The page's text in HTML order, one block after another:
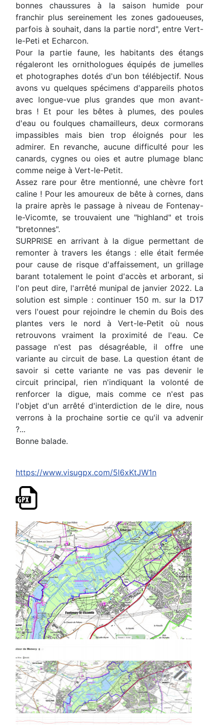
bonnes chaussures à la saison humide pour
franchir plus sereinement les zones gadoueuses,
parfois à souhait, dans la partie nord", entre Vert-
le-Peti et Echarcon.
Pour la partie faune, les habitants des étangs
régaleront les ornithologues équipés de jumelles
et photographes dotés d'un bon télébjectif. Nous
avons vu quelques spécimens d'appareils photos
avec longue-vue plus grandes que mon avant-
bras ! Et pour les bêtes à plumes, des poules
d'eau ou foulques chamailleurs, deux cormorans
impassibles mais bien trop éloignés pour les
admirer. En revanche, aucune difficulté pour les
canards, cygnes ou oies et autre plumage blanc
comme neige à Vert-le-Petit.
Assez rare pour être mentionné, une chèvre fort
caline ! Pour les amoureux de bête à cornes, dans
la praire après le passage à niveau de Fontenay-
le-Vicomte, se trouvaient une "highland" et trois
"bretonnes".
SURPRISE en arrivant à la digue permettant de
remonter à travers les étangs : elle était fermée
pour cause de risque d'affaissement, un grillage
barant totalement le point d'accès et arborant, si
l'on peut dire, l'arrêté munipal de janvier 2022. La
solution est simple : continuer 150 m. sur la D17
vers l'ouest pour rejoindre le chemin du Bois des
plantes vers le nord à Vert-le-Petit où nous
retrouvons vraiment la proximité de l'eau. Ce
passage n'est pas désagréable, il offre une
variante au circuit de base. La question étant de
savoir si cette variante ne vas pas devenir le
circuit principal, rien n'indiquant la volonté de
renforcer la digue, mais comme ce n'est pas
l'objet d'un arrêté d'interdiction de le dire, nous
verrons à la prochaine sortie ce qu'il va advenir
?...
Bonne balade.
https://www.visugpx.com/5l6xKtJW1n